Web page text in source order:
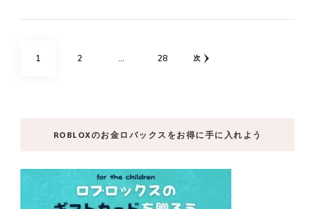
投固
1 固
ジ
2 … 固
ジ
28 次
ROBLOXのお金ロバックスをお得に手に入れよう